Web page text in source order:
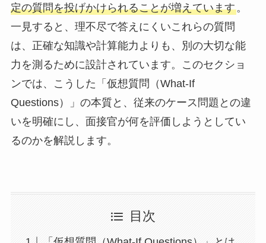
定の質問を投げかけられることが増えています。
一見すると、理不尽で答えにくいこれらの質問
は、正確な知識や計算能力よりも、別の大切な能
力を測るために設計されています。このセクショ
ンでは、こうした「仮想質問（What-If
Questions）」の本質と、従来のケース問題との違
いを明確にし、面接官が何を評価しようとしてい
るのかを解説します。
目次